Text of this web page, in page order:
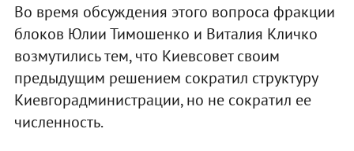
Во время обсуждения этого вопроса фракции
блоков Юлии Тимошенко и Виталия Кличко
возмутились тем, что Киевсовет своим
предыдущим решением сократил структуру
Киевгорадминистрации, но не сократил ее
численность.